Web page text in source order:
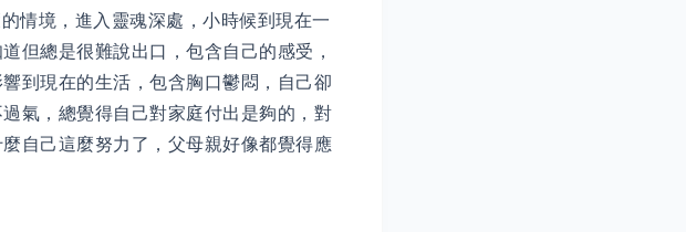
境，進入靈魂深處，小時候到現在一
但總是很難說出口，包含自己的感受，
到現在的生活，包含胸口鬱悶，自己卻
氣，總覺得自己對家庭付出是夠的，對
自己這麼努力了，父母親好像都覺得應